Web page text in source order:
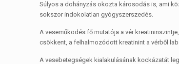
Súlyos a dohányzás okozta károsodás is, ami
sokszor indokolatlan gyógyszerszedés.
A veseműködés fő mutatója a vér
csökkent, a felhalmozódott kreatinint a vérből
A vesebetegségek kialakulásának kockázatát